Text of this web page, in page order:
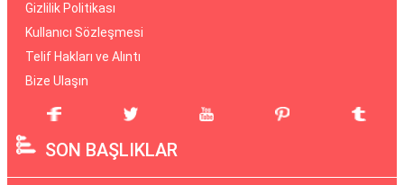
Gizlilik Politikası
Kullanıcı Sözleşmesi
Telif Hakları ve Alıntı
Bize Ulaşın
SON BAŞLIKLAR